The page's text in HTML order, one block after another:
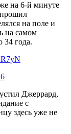
на 6-й минуте
прошил
на поле и
на самом
34 года.
Джеррард,
с
здесь уже не